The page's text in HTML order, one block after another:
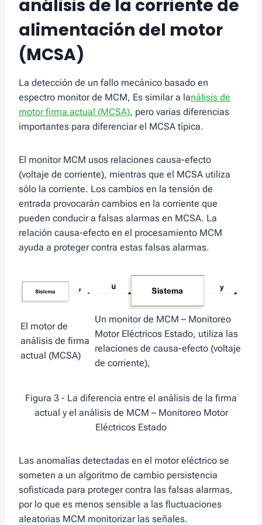
análisis de la corriente de
alimentación del motor
(MCSA)
La detección de un fallo mecánico basado en
espectro monitor de MCM, Es similar a lanálisis de
motor firma actual (MCSA), pero varias diferencias
importantes para diferenciar el MCSA típica.
El monitor MCM usos relaciones causa-efecto
(voltaje de corriente), mientras que el MCSA utiliza
sólo la corriente. Los cambios en la tensión de
entrada provocarán cambios en la corriente que
pueden conducir a falsas alarmas en MCSA. La
relación causa-efecto en el procesamiento MCM
ayuda a proteger contra estas falsas alarmas.
El motor de
análisis de firma
actual (MCSA)
Un monitor de MCM – Monitoreo
Motor Eléctricos Estado, utiliza las
relaciones de causa-efecto (voltaje
de corriente),
Figura 3 - La diferencia entre el análisis de la firma
actual y el análisis de MCM – Monitoreo Motor
Eléctricos Estado
Las anomalías detectadas en el motor eléctrico se
someten a un algoritmo de cambio persistencia
sofisticada para proteger contra las falsas alarmas,
por lo que es menos sensible a las fluctuaciones
aleatorias MCM monitorizar las señales.